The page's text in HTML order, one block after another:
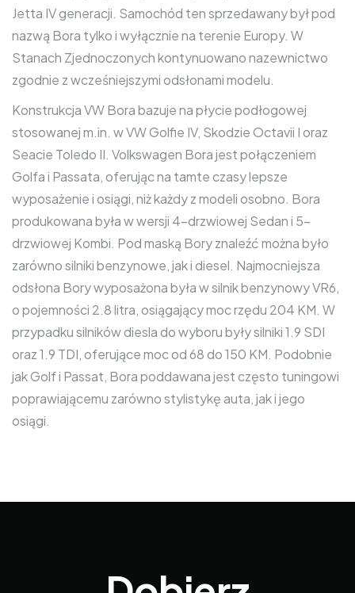
Jetta IV generacji. Samochód ten sprzedawany był pod
nazwą Bora tylko i wyłącznie na terenie Europy. W
Stanach Zjednoczonych kontynuowano nazewnictwo
zgodnie z wcześniejszymi odsłonami modelu.
Konstrukcja VW Bora bazuje na płycie podłogowej
stosowanej m.in. w VW Golfie IV, Skodzie Octavii I oraz
Seacie Toledo II. Volkswagen Bora jest połączeniem
Golfa i Passata, oferując na tamte czasy lepsze
wyposażenie i osiągi, niż każdy z modeli osobno. Bora
produkowana była w wersji 4-drzwiowej Sedan i 5-
drzwiowej Kombi. Pod maską Bory znaleźć można było
zarówno silniki benzynowe, jak i diesel. Najmocniejsza
odsłona Bory wyposażona była w silnik benzynowy VR6,
o pojemności 2.8 litra, osiągający moc rzędu 204 KM. W
przypadku silników diesla do wyboru były silniki 1.9 SDI
oraz 1.9 TDI, oferujące moc od 68 do 150 KM. Podobnie
jak Golf i Passat, Bora poddawana jest często tuningowi
poprawiającemu zarówno stylistykę auta, jak i jego
osiągi.